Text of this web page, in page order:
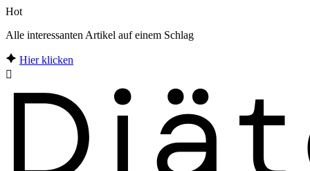
Hot
Alle interessanten Artikel auf einem Schlag
Hier klicken